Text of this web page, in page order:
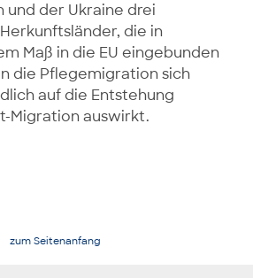
und der Ukraine drei
die in
Maß in die EU eingebunden
die Pflegemigration sich
auf die Entstehung
Migration auswirkt.
zum Seitenanfang